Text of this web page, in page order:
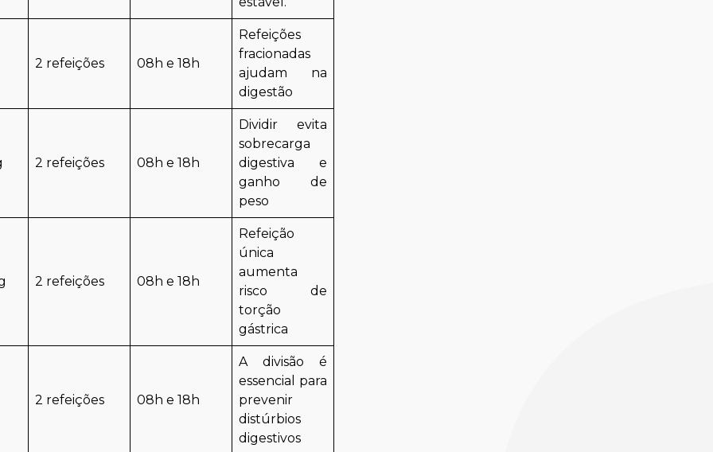
2 refeições 08h e 18h
Refeições
fracionadas
ajudam na
digestão
2 refeições 08h e 18h
Dividir evita
sobrecarga
digestiva e
ganho de
peso
2 refeições 08h e 18h
Refeição
única
aumenta
risco de
torção
gástrica
2 refeições 08h e 18h
A divisão é
essencial para
prevenir
distúrbios
digestivos